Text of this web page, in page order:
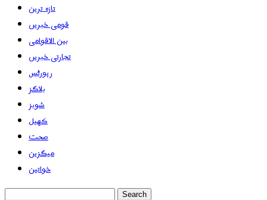
تازہ ترین
قومی خبریں
بین الاقوامی
تجارتی خبریں
رپورٹس
بلاگز
شوبز
کھیل
صحت
میگزین
خواتین